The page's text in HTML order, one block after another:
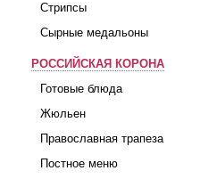
Стрипсы
Сырные медальоны
РОССИЙСКАЯ КОРОНА
Готовые блюда
Жюльен
Православная трапеза
Постное меню